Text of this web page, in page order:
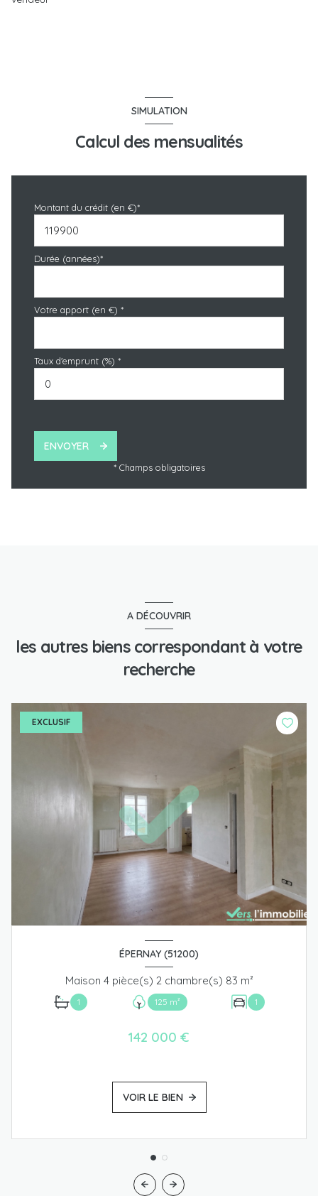
SIMULATION
Calcul des mensualités
Montant du crédit (en €)*
Durée (années)*
Votre apport (en €) *
Taux d'emprunt (%) *
ENVOYER
* Champs obligatoires
A DÉCOUVRIR
les autres biens correspondant à votre
recherche
EXCLUSIF
ÉPERNAY (51200)
Maison 4 pièce(s) 2 chambre(s) 83 m²
1 125 m² 1
142 000 €
VOIR LE BIEN